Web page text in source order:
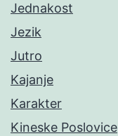
Jednakost
Jezik
Jutro
Kajanje
Karakter
Kineske Poslovice